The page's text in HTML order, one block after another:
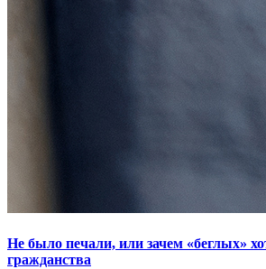
Не было печали, или зачем «беглых»
гражданства